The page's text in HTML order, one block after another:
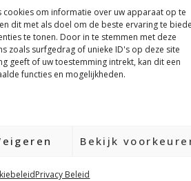
om informatie over uw apparaat op te
dit met als doel om de beste ervaring te
te tonen. Door in te stemmen met deze
zoals surfgedrag of unieke ID's op deze site
geeft of uw toestemming intrekt, kan dit een
functies en mogelijkheden.
Bekijk
Privacy Beleid
de